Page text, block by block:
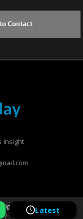
Latest
Insight
Reserved
Contact